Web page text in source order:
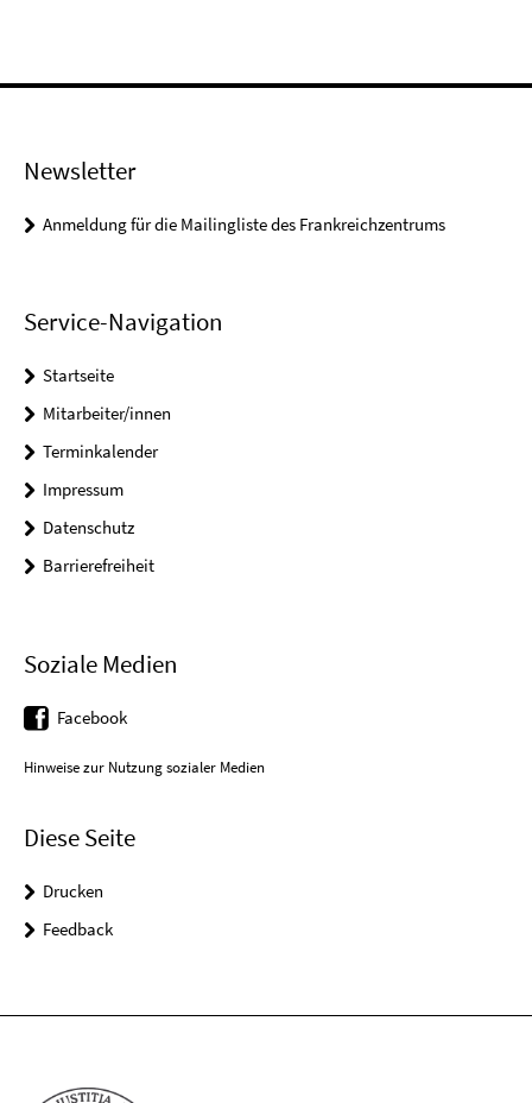
Newsletter
Anmeldung für die Mailingliste des Frankreichzentrums
Service-Navigation
Startseite
Mitarbeiter/innen
Terminkalender
Impressum
Datenschutz
Barrierefreiheit
Soziale Medien
Facebook
Hinweise zur Nutzung sozialer Medien
Diese Seite
Drucken
Feedback